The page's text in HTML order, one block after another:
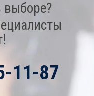
выборе?
11-87